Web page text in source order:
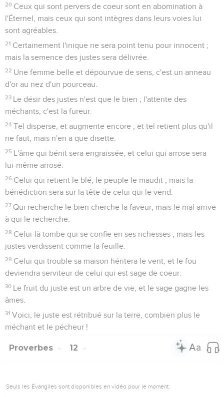
20 Ceux qui sont pervers de coeur sont en abomination à
l'Éternel, mais ceux qui sont intègres dans leurs voies lui
sont agréables.
21 Certainement l'inique ne sera point tenu pour innocent ;
mais la semence des justes sera délivrée.
22 Une femme belle et dépourvue de sens, c'est un anneau
d'or au nez d'un pourceau.
23 Le désir des justes n'est que le bien ; l'attente des
méchants, c'est la fureur.
24 Tel disperse, et augmente encore ; et tel retient plus qu'il
ne faut, mais n'en a que disette.
25 L'âme qui bénit sera engraissée, et celui qui arrose sera
lui-même arrosé.
26 Celui qui retient le blé, le peuple le maudit ; mais la
bénédiction sera sur la tête de celui qui le vend.
27 Qui recherche le bien cherche la faveur, mais le mal arrive
à qui le recherche.
28 Celui-là tombe qui se confie en ses richesses ; mais les
justes verdissent comme la feuille.
29 Celui qui trouble sa maison héritera le vent, et le fou
deviendra serviteur de celui qui est sage de coeur.
30 Le fruit du juste est un arbre de vie, et le sage gagne les
âmes.
31 Voici, le juste est rétribué sur la terre, combien plus le
méchant et le pécheur !
Proverbes 12
Seuls les Évangiles sont disponibles en vidéo pour le moment.